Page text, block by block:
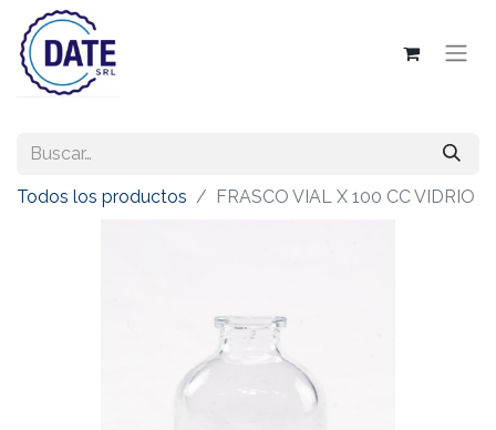
Todos los productos FRASCO VIAL X 100 CC VIDRIO